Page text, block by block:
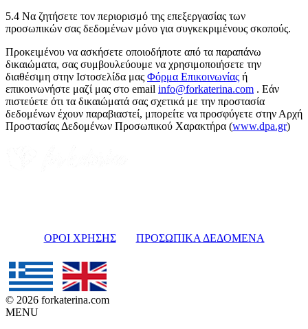
5.4 Να ζητήσετε τον περιορισμό της επεξεργασίας των
προσωπικών σας δεδομένων μόνο για συγκεκριμένους σκοπούς.
Προκειμένου να ασκήσετε οποιοδήποτε από τα παραπάνω
δικαιώματα, σας συμβουλεύουμε να χρησιμοποιήσετε την
διαθέσιμη στην Ιστοσελίδα μας Φόρμα Επικοινωνίας ή
επικοινωνήστε μαζί μας στο email info@forkaterina.com . Εάν
πιστεύετε ότι τα δικαιώματά σας σχετικά με την προστασία
δεδομένων έχουν παραβιαστεί, μπορείτε να προσφύγετε στην Αρχή
Προστασίας Δεδομένων Προσωπικού Χαρακτήρα (www.dpa.gr)
ΟΡΟΙ ΧΡΗΣΗΣ ΠΡΟΣΩΠΙΚΑ ΔΕΔΟΜΕΝΑ
© 2026 forkaterina.com
MENU